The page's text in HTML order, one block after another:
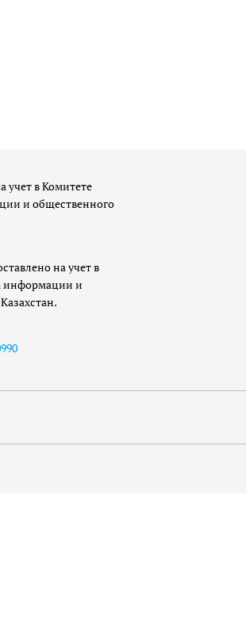
учет в Комитете
и общественного
на учет в
информации и